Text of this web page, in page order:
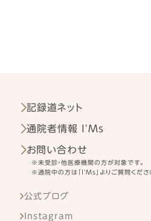
記録道ネット
通院者情報 I'Ms
お問い合わせ
※未受診・他医療機関の方が対象です。
※通院中の方は「I'Ms」よりご質問くださ
公式ブログ
Instagram